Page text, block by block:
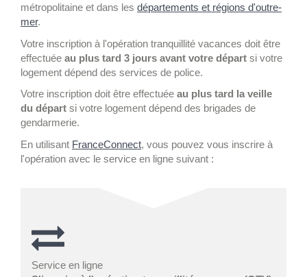
métropolitaine et dans les départements et régions d'outre-
mer.
Votre inscription à l'opération tranquillité vacances doit être
effectuée au plus tard 3 jours avant votre départ si votre
logement dépend des services de police.
Votre inscription doit être effectuée au plus tard la veille
du départ si votre logement dépend des brigades de
gendarmerie.
En utilisant FranceConnect, vous pouvez vous inscrire à
l'opération avec le service en ligne suivant :
Service en ligne